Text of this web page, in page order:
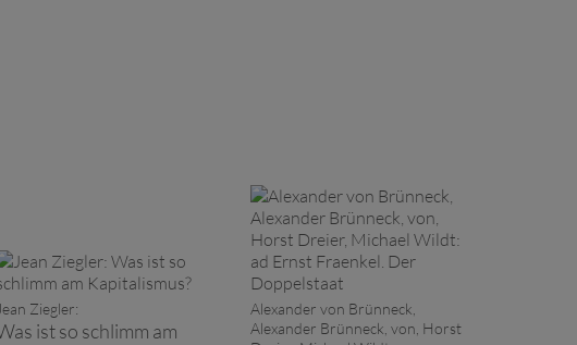
Jean Ziegler:
ist so schlimm am
Alexander von Brünneck,
Alexander Brünneck, von, Horst